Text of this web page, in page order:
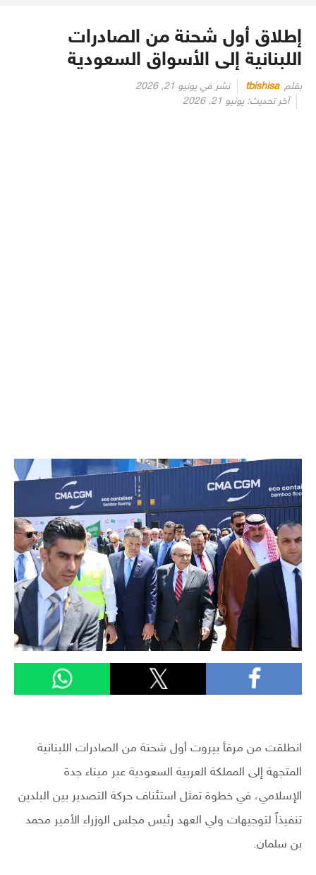
إطلاق أول شحنة من الصادرات
اللبنانية إلى الأسواق السعودية
بقلم tbishisa نشر في يونيو 21, 2026
آخر تحديث: يونيو 21, 2026
انطلقت من مرفأ بيروت أول شحنة من الصادرات اللبنانية
المتجهة إلى المملكة العربية السعودية عبر ميناء جدة
الإسلامي، في خطوة تمثل استئناف حركة التصدير بين البلدين
تنفيذاً لتوجيهات ولي العهد رئيس مجلس الوزراء الأمير محمد
بن سلمان.